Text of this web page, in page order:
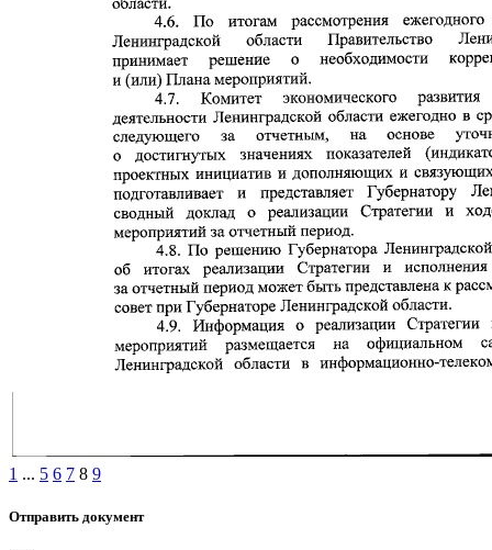
1 ... 5 6 7 8 9
Отправить документ